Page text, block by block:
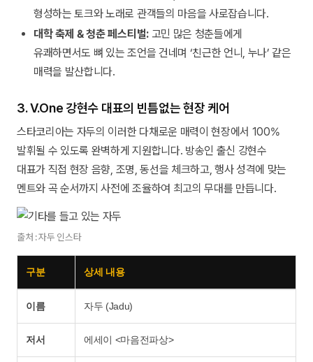
형성하는 토크와 노래로 관객들의 마음을 사로잡습니다.
대학 축제 & 청춘 페스티벌:고민 많은 청춘들에게
유쾌하면서도 뼈 있는 조언을 건네며 ‘친근한 언니, 누나’ 같은
매력을 발산합니다.
3. V.One 강현수 대표의 빈틈없는 현장 케어
스타코리아는 자두의 이러한 다채로운 매력이 현장에서 100%
발휘될 수 있도록 완벽하게 지원합니다. 방송인 출신 강현수
대표가 직접 현장 음향, 조명, 동선을 체크하고, 행사 성격에 맞는
멘트와 곡 순서까지 사전에 조율하여 최고의 무대를 만듭니다.
출처 : 자두 인스타
구분 상세 내용
이름 자두 (Jadu)
저서 에세이 <마음전파상>